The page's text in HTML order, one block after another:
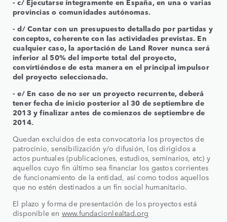
provincias o comunidades autónomas.
- d/ Contar con un presupuesto detallado por partidas y
conceptos, coherente con las actividades previstas. En
cualquier caso, la aportación de Land Rover nunca será
inferior al 50% del importe total del proyecto,
convirtiéndose de esta manera en el principal impulsor
del proyecto seleccionado.
- e/ En caso de no ser un proyecto recurrente, deberá
tener fecha de inicio posterior al 30 de septiembre de
2013 y finalizar antes de comienzos de septiembre de
2014.
Quedan excluidos de esta convocatoria los proyectos de
patrocinio, sensibilización y/o difusión, los dirigidos a
actos puntuales (publicaciones, estudios, seminarios, etc) y
aquellos cuyo fin último sea financiar los gastos corrientes
de funcionamiento de la entidad, así como todos aquellos
que no estén destinados a un fin social humanitario.
El plazo y forma de presentación de los proyectos está
disponible en www.fundacionlealtad.org